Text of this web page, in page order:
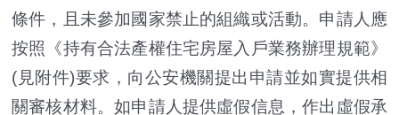
條件，且未參加國家禁止的組織或活動。申請人應
按照《持有合法產權住宅房屋入戶業務辦理規範》
(見附件)要求，向公安機關提出申請並如實提供相
關審核材料。如申請人提供虛假信息，作出虛假承